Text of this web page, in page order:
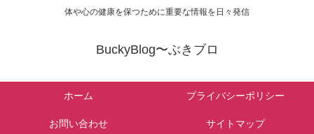
体や心の健康を保つために重要な情報を日々発信
BuckyBlog〜ぶきブロ
ホーム プライバシーポリシー
お問い合わせ サイトマップ